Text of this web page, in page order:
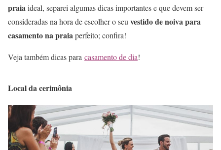
praiaideal, separei algumas dicas importantes e que devem ser
consideradas na hora de escolher o seu vestido de noiva para
casamento na praiaperfeito; confira!
Veja também dicas para casamento de dia!
Local da cerimônia